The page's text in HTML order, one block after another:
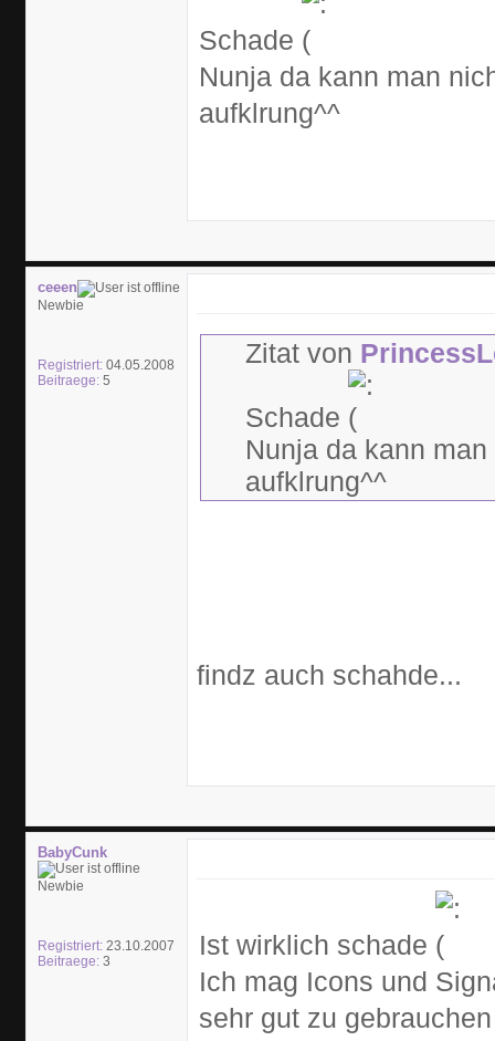
Schade
Nunja da kann man
aufklrung^^
ceeen
Newbie
Registriert: 04.05.2008
Beitraege: 5
Zitat von
Schade
Nunja da kann
aufklrung^^
findz auch schahde...
BabyCunk
Newbie
Registriert: 23.10.2007
Beitraege: 3
Ist wirklich schade
Ich mag Icons und
sehr gut zu